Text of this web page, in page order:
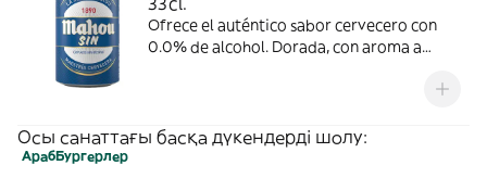
Ofrece el auténtico sabor cervecero con
0.0% de alcohol. Dorada, con aroma a
Осы санаттағы басқа дүкендерді шолу:
АрабБургерлер